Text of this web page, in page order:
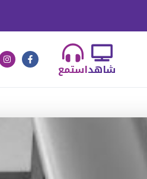
استمعشاهد